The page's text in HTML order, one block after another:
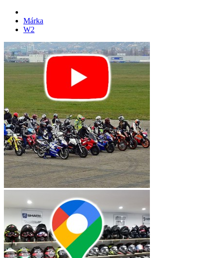
Márka
W2